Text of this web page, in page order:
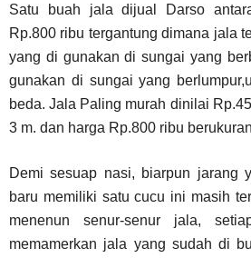
Satu buah jala dijual Darso
Rp.800 ribu tergantung dimana jala
yang di gunakan di sungai yang
gunakan di sungai yang
beda. Jala Paling murah dinilai
3 m. dan harga Rp.800 ribu
Demi sesuap nasi, biarpun jarang
baru memiliki satu cucu ini masih
menenun senur-senur jala,
memamerkan jala yang sudah di